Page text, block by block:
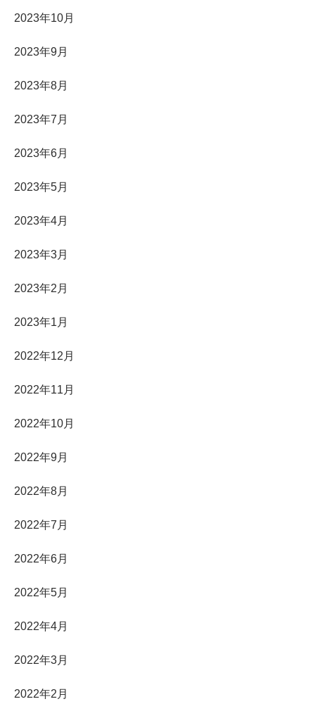
2023年10月
2023年9月
2023年8月
2023年7月
2023年6月
2023年5月
2023年4月
2023年3月
2023年2月
2023年1月
2022年12月
2022年11月
2022年10月
2022年9月
2022年8月
2022年7月
2022年6月
2022年5月
2022年4月
2022年3月
2022年2月